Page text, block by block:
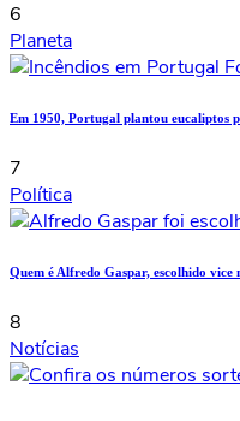
6
Planeta
Em 1950, Portugal plantou eucaliptos
7
Política
Quem é Alfredo Gaspar, escolhido
8
Notícias